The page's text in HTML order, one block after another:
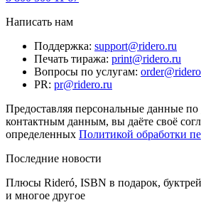
Написать нам
Поддержка: support@ridero.ru
Печать тиража: print@ridero.ru
Вопросы по услугам:
PR: pr@ridero.ru
Предоставляя персональные данные
контактным данным, вы даёте своё
определенных Политикой обработки
Последние новости
Плюсы Rideró, ISBN в подарок,
и многое другое